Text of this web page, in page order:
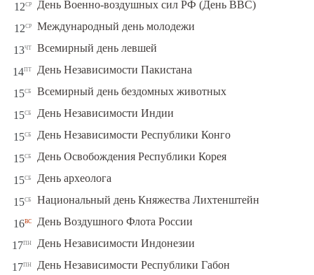
12ср День Военно-воздушных сил РФ (День ВВС)
12ср Международный день молодежи
13чт Всемирный день левшей
14пт День Независимости Пакистана
15сб Всемирный день бездомных животных
15сб День Независимости Индии
15сб День Независимости Республики Конго
15сб День Освобождения Республики Корея
15сб День археолога
15сб Национальный день Княжества Лихтенштейн
16вс День Воздушного Флота России
17пн День Независимости Индонезии
17пн День Независимости Республики Габон